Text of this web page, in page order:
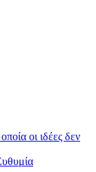
οι ιδέες δεν